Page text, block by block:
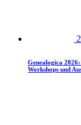
2
Genealogica
Workshops und